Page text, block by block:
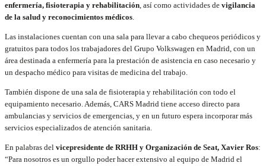
enfermería, fisioterapia y rehabilitación, así como actividades de vigilancia
de la salud y reconocimientos médicos.
Las instalaciones cuentan con una sala para llevar a cabo chequeos periódicos y
gratuitos para todos los trabajadores del Grupo Volkswagen en Madrid, con un
área destinada a enfermería para la prestación de asistencia en caso necesario y
un despacho médico para visitas de medicina del trabajo.
También dispone de una sala de fisioterapia y rehabilitación con todo el
equipamiento necesario. Además, CARS Madrid tiene acceso directo para
ambulancias y servicios de emergencias, y en un futuro espera incorporar más
servicios especializados de atención sanitaria.
En palabras del vicepresidente de RRHH y Organización de Seat, Xavier Ros:
“Para nosotros es un orgullo poder hacer extensivo al equipo de Madrid el